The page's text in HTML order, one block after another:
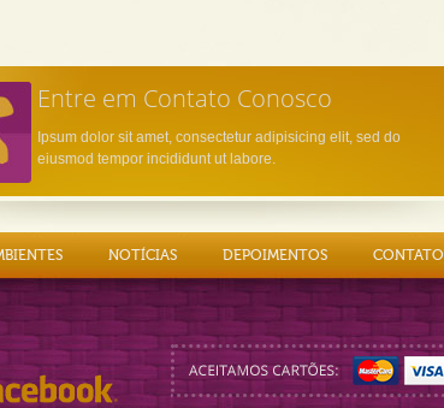
Entre em Contato Conosco
Ipsum dolor sit amet, consectetur adipisicing elit, sed do
eiusmod tempor incididunt ut labore.
NOTÍCIAS DEPOIMENTOS CONTATO